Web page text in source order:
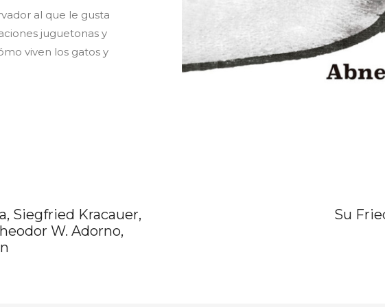
al que le gusta
juguetonas y
viven los gatos y
Siegfried Kracauer,
W. Adorno,
Su